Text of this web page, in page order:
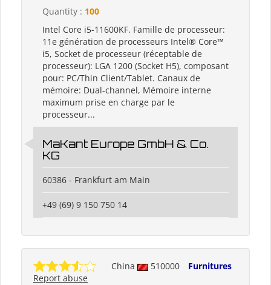
Quantity : 100
Intel Core i5-11600KF. Famille de processeur:
11e génération de processeurs Intel® Core™
i5, Socket de processeur (réceptable de
processeur): LGA 1200 (Socket H5), composant
pour: PC/Thin Client/Tablet. Canaux de
mémoire: Dual-channel, Mémoire interne
maximum prise en charge par le
processeur...
MaKant Europe GmbH & Co.
KG
60386 - Frankfurt am Main
+49 (69) 9 150 750 14
China 510000
Furnitures
Report abuse